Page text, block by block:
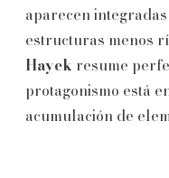
aparecen
estructuras menos
Hayek resume
protagonismo está
acumulación de